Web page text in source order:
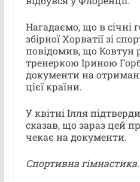
Нагадаємо, що в січні
збірної Хорватії зі
повідомив, що Ковтун
тренеркою Іриною
документи на
цієї країни.
У квітні Ілля
сказав, що зараз цей
чекає на документи.
Спортивна гімнастика.